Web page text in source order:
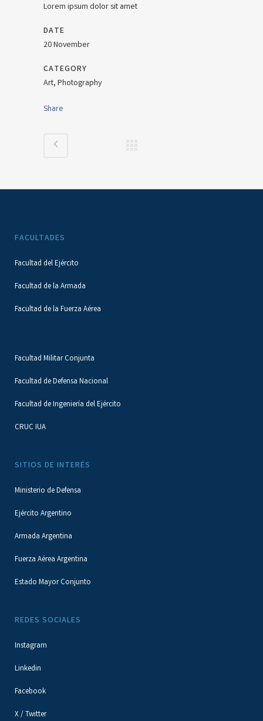
Lorem ipsum dolor sit amet
DATE
20 November
CATEGORY
Art, Photography
Share
FACULTADES
Facultad del Ejército
Facultad de la Armada
Facultad de la Fuerza Aérea
Facultad Militar Conjunta
Facultad de Defensa Nacional
Facultad de Ingeniería del Ejército
CRUC IUA
SITIOS DE INTERÉS
Ministerio de Defensa
Ejército Argentino
Armada Argentina
Fuerza Aérea Argentina
Estado Mayor Conjunto
REDES SOCIALES
Instagram
Linkedin
Facebook
X / Twitter